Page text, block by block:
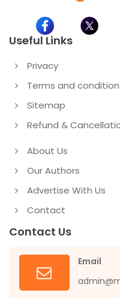
Useful Links
Privacy
Terms and condition
Sitemap
Refund &
About Us
Our Authors
Advertise With Us
Contact
Contact Us
Email